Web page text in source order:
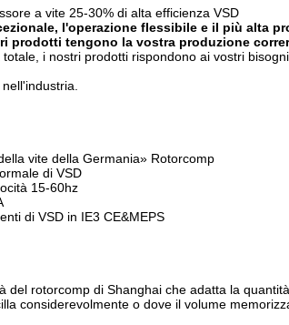
a vite 25-30% di alta efficienza VSD
l'operazione flessibile e il più alta
prodotti tengono la vostra produzione
i nostri prodotti rispondono ai vostri bisogni
vite della Germania» Rotorcomp
di VSD
15-60hz
di VSD in IE3 CE&MEPS
del rotorcomp di Shanghai che adatta la
considerevolmente o dove il volume